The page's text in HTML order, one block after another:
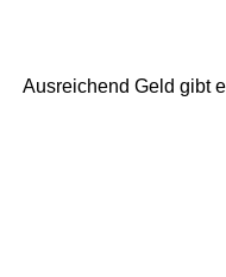
Ausreichend Geld gibt